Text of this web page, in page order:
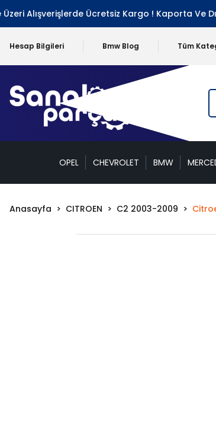
Alışverişlerde Ücretsiz Kargo ! Kaporta Ve Dış
Hesap Bilgileri Bmw Blog Tüm
OPEL CHEVROLET BMW
Anasayfa CITROEN C2 2003-2009